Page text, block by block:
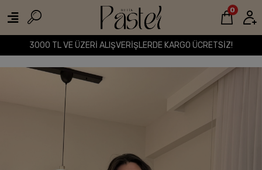
3000 TL VE ÜZERİ ALIŞVERİŞLERDE KARGO ÜCRETSİZ!
0